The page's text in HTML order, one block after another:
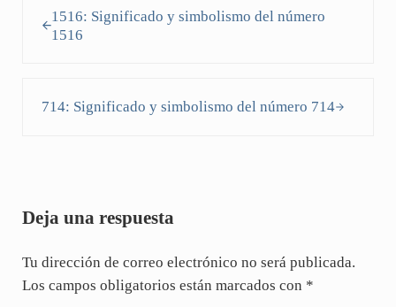
1516: Significado y simbolismo del número
1516
714: Significado y simbolismo del número 714
Deja una respuesta
Tu dirección de correo electrónico no será publicada.
Los campos obligatorios están marcados con *